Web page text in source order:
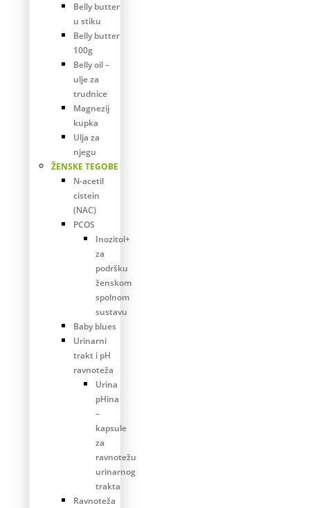
Belly butter
u stiku
Belly butter
100g
Belly oil –
ulje za
trudnice
Magnezij
kupka
Ulja za
njegu
ŽENSKE TEGOBE
N-acetil
cistein
(NAC)
PCOS
Inozitol+
za
podršku
ženskom
spolnom
sustavu
Baby blues
Urinarni
trakt i pH
ravnoteža
Urina
pHina
–
kapsule
za
ravnotežu
urinarnog
trakta
Ravnoteža